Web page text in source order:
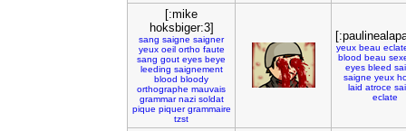
[:mike
hoksbiger:3]
sang saigne saigner
yeux oeil ortho faute
sang gout eyes beye
leeding saignement
blood bloody
orthographe mauvais
grammar nazi soldat
pique piquer grammaire
tzst
yeux beau
blood beau
eyes bleed
saigne yeux
laid atroce
eclate